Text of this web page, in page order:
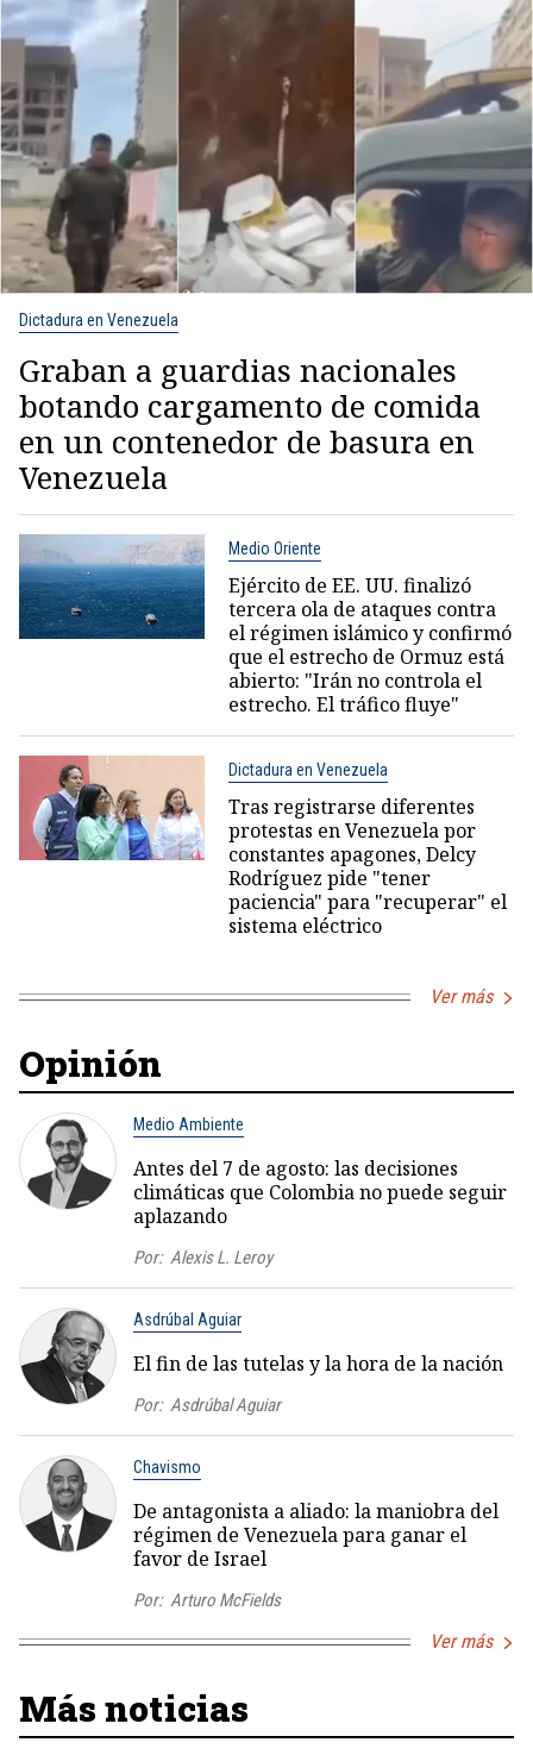
Dictadura en Venezuela
Graban a guardias nacionales
botando cargamento de comida
en un contenedor de basura en
Venezuela
Medio Oriente
Ejército de EE. UU. finalizó
tercera ola de ataques contra
el régimen islámico y confirmó
que el estrecho de Ormuz está
abierto: "Irán no controla el
estrecho. El tráfico fluye"
Dictadura en Venezuela
Tras registrarse diferentes
protestas en Venezuela por
constantes apagones, Delcy
Rodríguez pide "tener
paciencia" para "recuperar" el
sistema eléctrico
Ver más
Opinión
Medio Ambiente
Antes del 7 de agosto: las decisiones
climáticas que Colombia no puede seguir
aplazando
Por: Alexis L. Leroy
Asdrúbal Aguiar
El fin de las tutelas y la hora de la nación
Por: Asdrúbal Aguiar
Chavismo
De antagonista a aliado: la maniobra del
régimen de Venezuela para ganar el
favor de Israel
Por: Arturo McFields
Ver más
Más noticias